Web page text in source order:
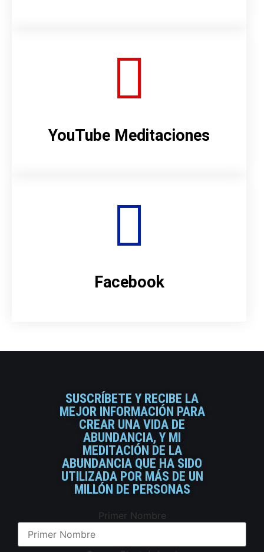
YouTube Meditaciones
Facebook
SUSCRÍBETE Y RECIBE LA
MEJOR INFORMACIÓN PARA
CREAR UNA VIDA DE
ABUNDANCIA, Y MI
MEDITACIÓN DE LA
ABUNDANCIA QUE HA SIDO
UTILIZADA POR MÁS DE UN
MILLÓN DE PERSONAS
Primer Nombre